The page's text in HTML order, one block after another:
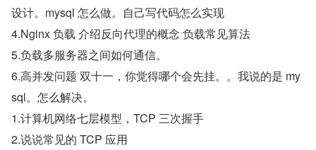
设计。mysql 怎么做。自己写代码怎么实现
4.Nginx 负载 介绍反向代理的概念 负载常见算法
5.负载多服务器之间如何通信。
6.高并发问题 双十一，你觉得哪个会先挂。。我说的是 my
sql。怎么解决。
1.计算机网络七层模型，TCP 三次握手
2.说说常见的 TCP 应用